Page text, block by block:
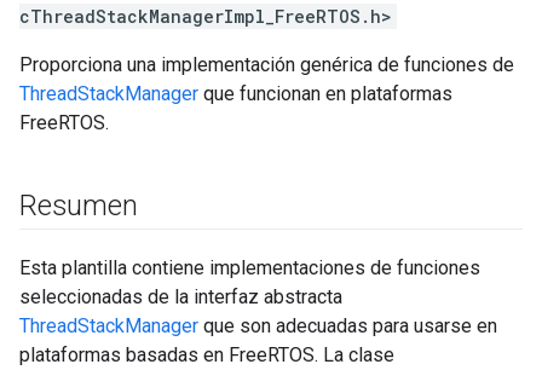
cThreadStackManagerImpl_FreeRTOS.h>
Proporciona una implementación genérica de funciones de
ThreadStackManager que funcionan en plataformas
FreeRTOS.
Resumen
Esta plantilla contiene implementaciones de funciones
seleccionadas de la interfaz abstracta
ThreadStackManager que son adecuadas para usarse en
plataformas basadas en FreeRTOS. La clase